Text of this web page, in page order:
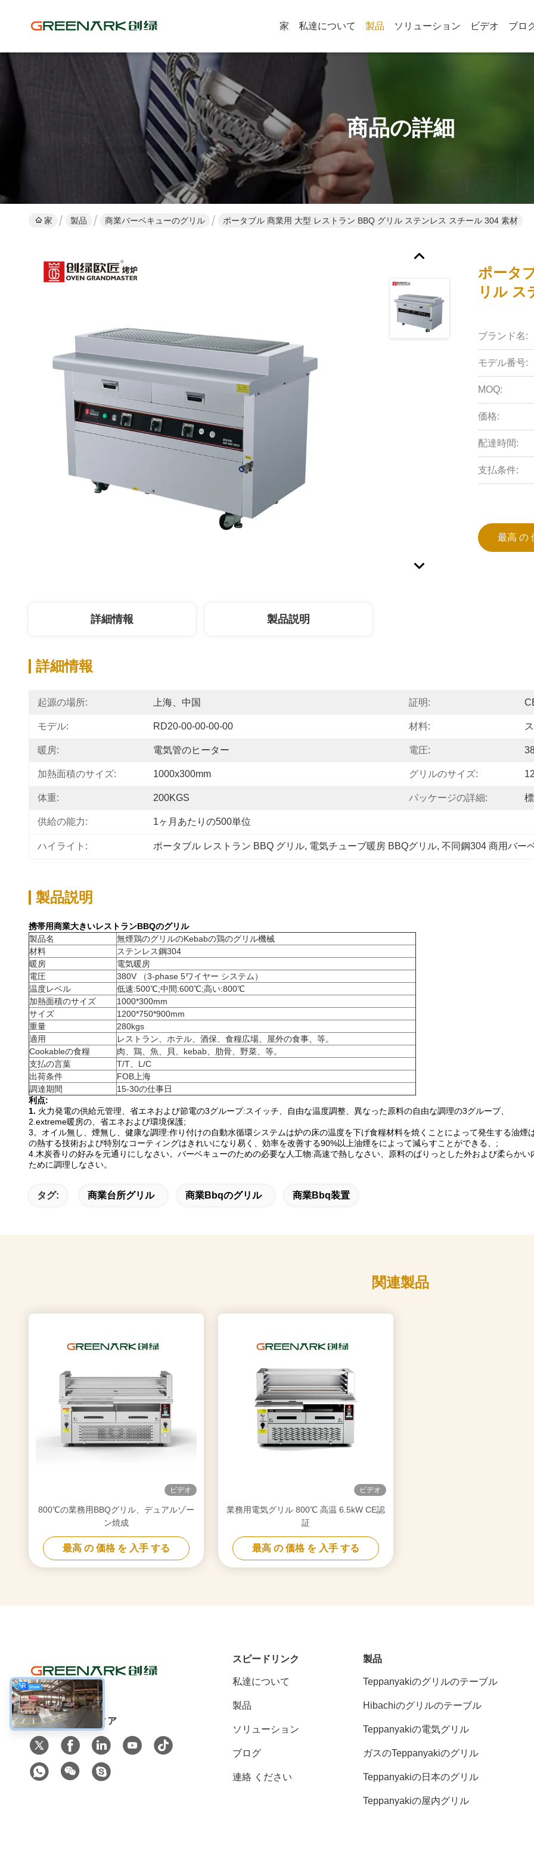
家 私達について 製品 ソリューション ビデオ ブロ
商品の詳細
家 製品 商業バーベキューのグリル ポータブル 商業用 大型 レストラン BBQ グリル ステンレス スチール 304 素材
ポータ
リル ス
ブランド名:
モデル番号:
MOQ:
価格:
配達時間:
支払条件:
最高 の
詳細情報 製品説明
詳細情報
起源の場所: 上海、中国 証明:
モデル: RD20-00-00-00-00 材料:
暖房: 電気管のヒーター 電圧:
加熱面積のサイズ: 1000x300mm グリルのサイズ:
体重: 200KGS パッケージの詳細:
供給の能力: 1ヶ月あたりの500単位
ハイライト: ポータブル レストラン BBQ グリル, 電気チューブ暖房 BBQグリル, 不同鋼304 商用バー
製品説明
携帯用商業大きいレストランBBQのグリル
製品名
無煙鶏のグリルのKebabの鶏のグリル機械
材料
ステンレス鋼304
暖房
電気暖房
電圧
380V （3-phase 5ワイヤー システム）
温度レベル
低速:500℃;中間:600℃;高い:800℃
加熱面積のサイズ
1000*300mm
サイズ
1200*750*900mm
重量
280kgs
適用
レストラン、ホテル、酒保、食糧広場、屋外の食事、等。
Cookableの食糧
肉、鶏、魚、貝、kebab、肋骨、野菜、等。
支払の言葉
T/T、L/C
出荷条件
FOB上海
調達期間
15-30の仕事日
利点:
1. 火力発電の供給元管理、省エネおよび節電の3グループ:スイッチ、自由な温度調整、異なった原料の自由な調理の3グループ、
2.extreme暖房の、省エネおよび環境保護;
3。オイル無し、煙無し、健康な調理:作り付けの自動水循環システムは炉の床の温度を下げ食糧材料を焼くことによって発生する油
の熱する技術および特別なコーティングはきれいになり易く、効率を改善する90%以上油煙をによって減らすことができる、;
4.木炭香りの好みを元通りにしなさい。バーベキューのための必要な人工物:高速で熱しなさい、原料のぱりっとした外および柔らか
ために調理しなさい。
タグ: 商業台所グリル 商業bbqのグリル 商業bbq装置
関連製品
ビデオ
800℃の業務用BBQグリル、デュアルゾー
ン焼成
最高 の 価格 を 入手 する
ビデオ
業務用電気グリル 800℃ 高温 6.5kW CE認
証
最高 の 価格 を 入手 する
ソーシャル メディア
スピードリンク
私達について
製品
ソリューション
ブログ
連絡 ください
製品
Teppanyakiのグリルのテーブル
Hibachiのグリルのテーブル
Teppanyakiの電気グリル
ガスのTeppanyakiのグリル
Teppanyakiの日本のグリル
Teppanyakiの屋内グリル